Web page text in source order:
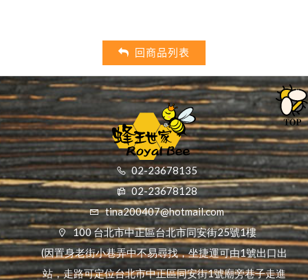
回商品列表
02-23678135
02-23678128
tina200407@hotmail.com
100 台北市中正區台北市同安街25號1樓
(因置身老街小巷弄中不易尋找，坐捷運可由1號出口出
站，走路可定位台北市中正區同安街1號廟旁巷子走進